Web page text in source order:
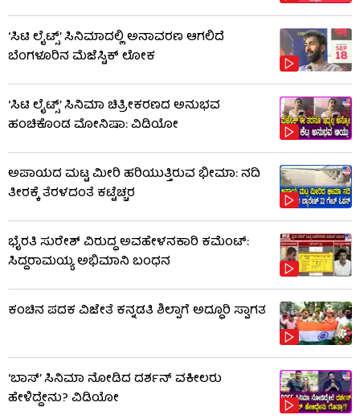
‘ಸಿಟಿ ಲೈಟ್ಸ್’ ಸಿನಿಮಾದಲ್ಲಿ ಅನಾವರಣ ಆಗಲಿದೆ
ಬೆಂಗಳೂರಿನ ಮೆಜೆಸ್ಟಿಕ್ ಲೋಕ
‘ಸಿಟಿ ಲೈಟ್ಸ್’ ಸಿನಿಮಾ ಚಿತ್ರೀಕರಣದ ಅನುಭವ
ಹಂಚಿಕೊಂಡ ಮೋನಿಷಾ: ವಿಡಿಯೋ
ಅಪಾಯದ ಮಟ್ಟ ಮೀರಿ ಹರಿಯುತ್ತಿರುವ ಭೀಮಾ: ನದಿ
ತೀರಕ್ಕೆ ತೆರಳದಂತೆ ಕಟ್ಟೆಚ್ಚರ
ಭೈರತಿ ಸುರೇಶ್ ವಿರುದ್ಧ ಅವಹೇಳನಕಾರಿ ಕಮೆಂಟ್:
ಸಿದ್ದರಾಮಯ್ಯ ಅಭಿಮಾನಿ ಬಂಧನ
ಕಂಚಿನ ಪದಕ ವಿಜೇತೆ ಕನ್ನಡತಿ ಶಿಲ್ಪಾಗೆ ಅದ್ಧೂರಿ ಸ್ವಾಗತ
‘ಬಾಸ್’ ಸಿನಿಮಾ ನೋಡಿದ ದರ್ಶನ್ ವಕೀಲರು
ಹೇಳಿದ್ದೇನು? ವಿಡಿಯೋ